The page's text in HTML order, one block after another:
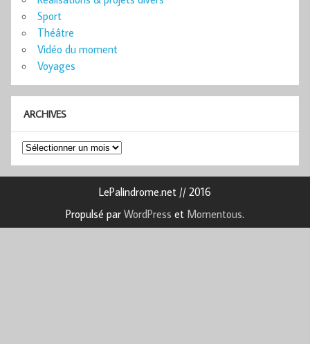
Sport
Théâtre
Vidéo du moment
Voyages
ARCHIVES
Archives
LePalindrome.net // 2016
Propulsé par WordPress et Momentous.